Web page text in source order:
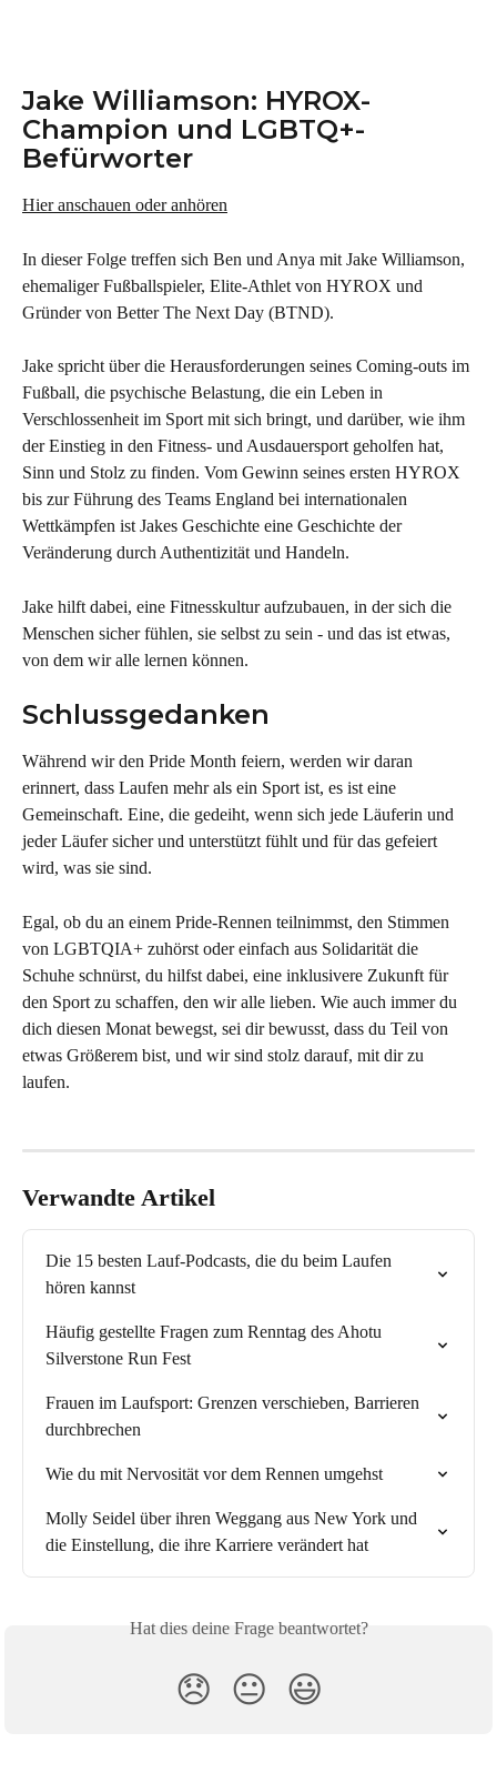
Jake Williamson: HYROX-
Champion und LGBTQ+-
Befürworter
Hier anschauen oder anhören
In dieser Folge treffen sich Ben und Anya mit Jake Williamson,
ehemaliger Fußballspieler, Elite-Athlet von HYROX und
Gründer von Better The Next Day (BTND).
Jake spricht über die Herausforderungen seines Coming-outs im
Fußball, die psychische Belastung, die ein Leben in
Verschlossenheit im Sport mit sich bringt, und darüber, wie ihm
der Einstieg in den Fitness- und Ausdauersport geholfen hat,
Sinn und Stolz zu finden. Vom Gewinn seines ersten HYROX
bis zur Führung des Teams England bei internationalen
Wettkämpfen ist Jakes Geschichte eine Geschichte der
Veränderung durch Authentizität und Handeln.
Jake hilft dabei, eine Fitnesskultur aufzubauen, in der sich die
Menschen sicher fühlen, sie selbst zu sein - und das ist etwas,
von dem wir alle lernen können.
Schlussgedanken
Während wir den Pride Month feiern, werden wir daran
erinnert, dass Laufen mehr als ein Sport ist, es ist eine
Gemeinschaft. Eine, die gedeiht, wenn sich jede Läuferin und
jeder Läufer sicher und unterstützt fühlt und für das gefeiert
wird, was sie sind.
Egal, ob du an einem Pride-Rennen teilnimmst, den Stimmen
von LGBTQIA+ zuhörst oder einfach aus Solidarität die
Schuhe schnürst, du hilfst dabei, eine inklusivere Zukunft für
den Sport zu schaffen, den wir alle lieben. Wie auch immer du
dich diesen Monat bewegst, sei dir bewusst, dass du Teil von
etwas Größerem bist, und wir sind stolz darauf, mit dir zu
laufen.
Verwandte Artikel
Die 15 besten Lauf-Podcasts, die du beim Laufen
hören kannst
Häufig gestellte Fragen zum Renntag des Ahotu
Silverstone Run Fest
Frauen im Laufsport: Grenzen verschieben, Barrieren
durchbrechen
Wie du mit Nervosität vor dem Rennen umgehst
Molly Seidel über ihren Weggang aus New York und
die Einstellung, die ihre Karriere verändert hat
Hat dies deine Frage beantwortet?
😞 😐 😃